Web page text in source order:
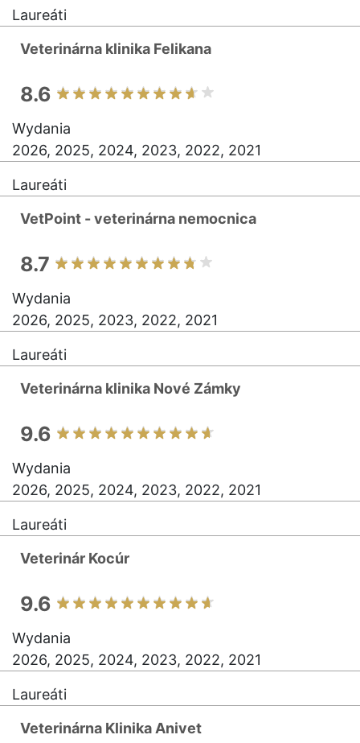
Laureáti
Veterinárna klinika Felikana
8.6
Wydania
2026, 2025, 2024, 2023, 2022, 2021
Laureáti
VetPoint - veterinárna nemocnica
8.7
Wydania
2026, 2025, 2023, 2022, 2021
Laureáti
Veterinárna klinika Nové Zámky
9.6
Wydania
2026, 2025, 2024, 2023, 2022, 2021
Laureáti
Veterinár Kocúr
9.6
Wydania
2026, 2025, 2024, 2023, 2022, 2021
Laureáti
Veterinárna Klinika Anivet